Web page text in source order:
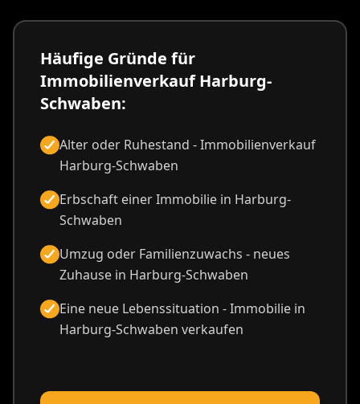
Häufige Gründe für
Immobilienverkauf Harburg-
Schwaben:
Alter oder Ruhestand - Immobilienverkauf
Harburg-Schwaben
Erbschaft einer Immobilie in Harburg-
Schwaben
Umzug oder Familienzuwachs - neues
Zuhause in Harburg-Schwaben
Eine neue Lebenssituation - Immobilie in
Harburg-Schwaben verkaufen